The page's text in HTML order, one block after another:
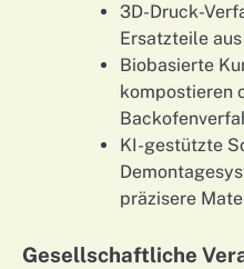
3D-Druck-
Ersatzteile
Biobasierte
kompostieren
KI-gestützte
präzisere
Gesellschaftliche